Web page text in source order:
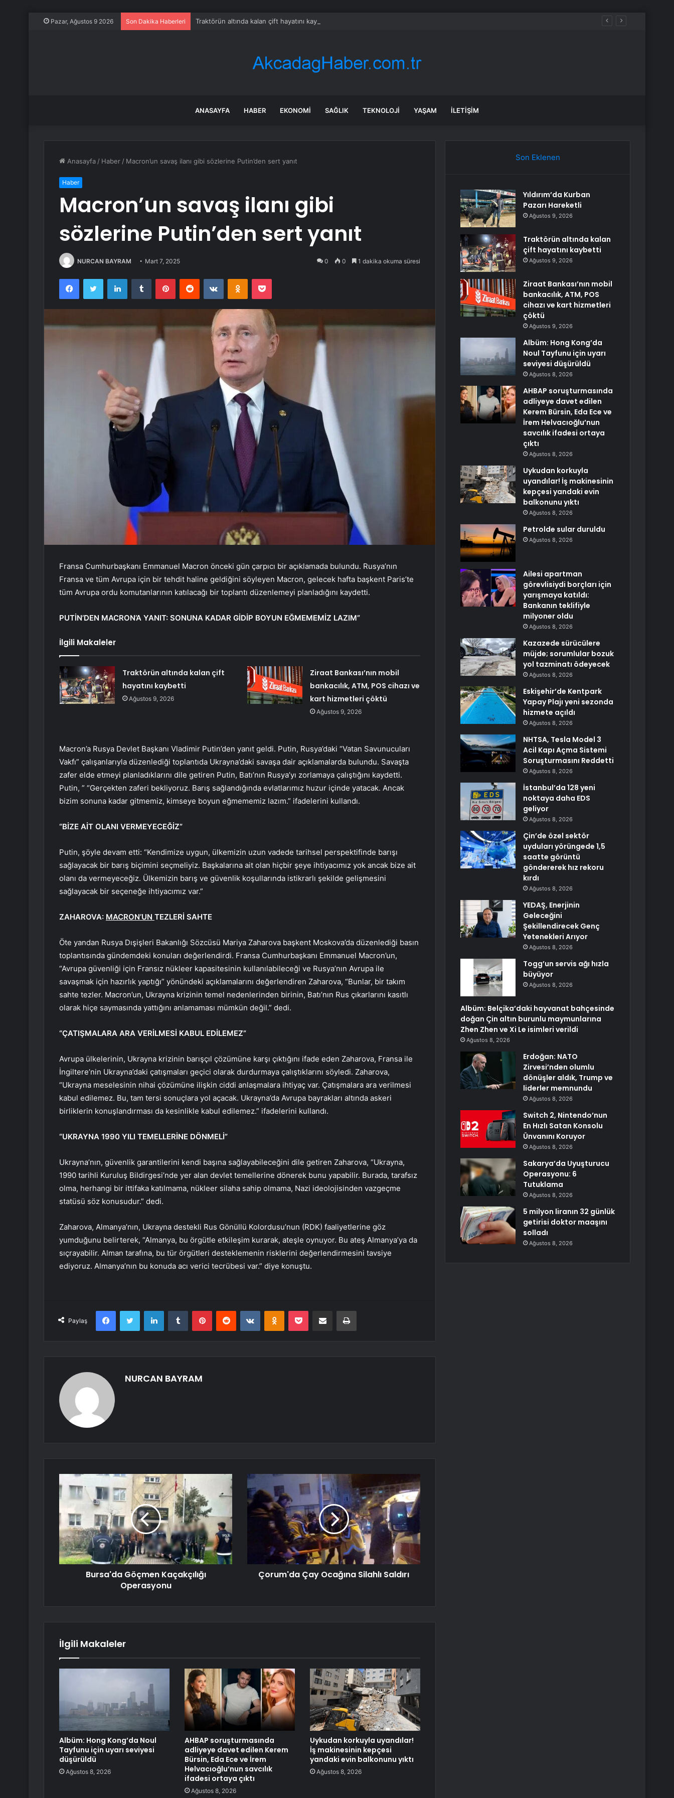
Pazar, Ağustos 9 2026 Son Dakika Haberleri Traktörün altında kalan çift hayatını kaybetti
ANASAYFA HABER EKONOMI SAĞLIK TEKNOLOJI YAŞAM İLETIŞIM
Anasayfa / Haber / Macron’un savaş ilanı gibi sözlerine Putin’den sert yanıt
Haber
Macron’un savaş ilanı gibi
sözlerine Putin’den sert yanıt
NURCAN BAYRAM Mart 7, 2025 0 0 1 dakika okuma süresi
FacebookTwitter LinkedInTumblr PinterestReddit VKontakteOdnoklassniki
Pocket
Fransa Cumhurbaşkanı Emmanuel Macron önceki gün çarpıcı bir açıklamada bulundu. Rusya’nın
Fransa ve tüm Avrupa için bir tehdit haline geldiğini söyleyen Macron, gelecek hafta başkent Paris’te
tüm Avrupa ordu komutanlarının katılacağı bir toplantı düzenlemeyi planladığını kaydetti.
PUTİN’DEN MACRON’A YANIT: SONUNA KADAR GİDİP BOYUN EĞMEMEMİZ LAZIM”
İlgili Makaleler
Traktörün altında kalan çift
hayatını kaybetti
Ağustos 9, 2026
Ziraat Bankası’nın mobil
bankacılık, ATM, POS cihazı ve
kart hizmetleri çöktü
Ağustos 9, 2026
Macron’a Rusya Devlet Başkanı Vladimir Putin’den yanıt geldi. Putin, Rusya’daki “Vatan Savunucuları
Vakfı” çalışanlarıyla düzenlediği toplantıda Ukrayna’daki savaşa dair açıklamalarda bulundu. Savaşta
zafer elde etmeyi planladıklarını dile getiren Putin, Batı’nın Rusya’yı zorlamaya çalıştığını kaydetti.
Putin, ” “Gerçekten zaferi bekliyoruz. Barış sağlandığında evlatlarımız huzur içinde yatacak. Ancak
bizim sonuna kadar gitmemiz, kimseye boyun eğmememiz lazım.” ifadelerini kullandı.
“BİZE AİT OLANI VERMEYECEĞİZ”
Putin, şöyle devam etti: “Kendimize uygun, ülkemizin uzun vadede tarihsel perspektifinde barışı
sağlayacak bir barış biçimini seçmeliyiz. Başkalarına ait olan hiçbir şeye ihtiyacımız yok ancak bize ait
olanı da vermeyeceğiz. Ülkemizin barış ve güvenlik koşullarında istikrarlı şekilde gelişmesini
sağlayacak bir seçeneğe ihtiyacımız var.”
ZAHAROVA: MACRON’UN TEZLERİ SAHTE
Öte yandan Rusya Dışişleri Bakanlığı Sözcüsü Mariya Zaharova başkent Moskova’da düzenlediği basın
toplantısında gündemdeki konuları değerlendirdi. Fransa Cumhurbaşkanı Emmanuel Macron’un,
“Avrupa güvenliği için Fransız nükleer kapasitesinin kullanılabileceği ve Rusya’nın Avrupa ile
savaşmak için hazırlık yaptığı” yönündeki açıklamalarını değerlendiren Zaharova, “Bunlar, bir takım
sahte tezler. Macron’un, Ukrayna krizinin temel nedenlerinden birinin, Batı’nın Rus çıkarlarını kasıtlı
olarak hiçe saymasında yattığını anlamaması mümkün değil.” dedi.
“ÇATIŞMALARA ARA VERİLMESİ KABUL EDİLEMEZ”
Avrupa ülkelerinin, Ukrayna krizinin barışçıl çözümüne karşı çıktığını ifade eden Zaharova, Fransa ile
İngiltere’nin Ukrayna’daki çatışmaları geçici olarak durdurmaya çalıştıklarını söyledi. Zaharova,
“Ukrayna meselesinin nihai çözümüne ilişkin ciddi anlaşmalara ihtiyaç var. Çatışmalara ara verilmesi
kabul edilemez. Bu, tam tersi sonuçlara yol açacak. Ukrayna’da Avrupa bayrakları altında askeri
birliklerin konuşlandırması da kesinlikle kabul edilemez.” ifadelerini kullandı.
“UKRAYNA 1990 YILI TEMELLERİNE DÖNMELİ”
Ukrayna’nın, güvenlik garantilerini kendi başına sağlayabileceğini dile getiren Zaharova, “Ukrayna,
1990 tarihli Kuruluş Bildirgesi’nde yer alan devlet temellerine dönerek bunu yapabilir. Burada, tarafsız
olma, herhangi bir ittifaka katılmama, nükleer silaha sahip olmama, Nazi ideolojisinden vazgeçme
statüsü söz konusudur.” dedi.
Zaharova, Almanya’nın, Ukrayna destekli Rus Gönüllü Kolordusu’nun (RDK) faaliyetlerine göz
yumduğunu belirterek, “Almanya, bu örgütle etkileşim kurarak, ateşle oynuyor. Bu ateş Almanya’ya da
sıçrayabilir. Alman tarafına, bu tür örgütleri desteklemenin risklerini değerlendirmesini tavsiye
ediyoruz. Almanya’nın bu konuda acı verici tecrübesi var.” diye konuştu.
Paylaş
FacebookTwitter LinkedInTumblr PinterestReddit VKontakteOdnoklassniki
Pocket E-Posta ile paylaş Yazdır
NURCAN BAYRAM
Bursa'da Göçmen Kaçakçılığı
Operasyonu
Çorum'da Çay Ocağına Silahlı Saldırı
İlgili Makaleler
Albüm: Hong Kong’da Noul
Tayfunu için uyarı seviyesi
düşürüldü
Ağustos 8, 2026
AHBAP soruşturmasında
adliyeye davet edilen Kerem
Bürsin, Eda Ece ve İrem
Helvacıoğlu’nun savcılık
ifadesi ortaya çıktı
Ağustos 8, 2026
Uykudan korkuyla uyandılar!
İş makinesinin kepçesi
yandaki evin balkonunu yıktı
Ağustos 8, 2026
Son Eklenen
Yıldırım’da Kurban
Pazarı Hareketli
Ağustos 9, 2026
Traktörün altında kalan
çift hayatını kaybetti
Ağustos 9, 2026
Ziraat Bankası’nın mobil
bankacılık, ATM, POS
cihazı ve kart hizmetleri
çöktü
Ağustos 9, 2026
Albüm: Hong Kong’da
Noul Tayfunu için uyarı
seviyesi düşürüldü
Ağustos 8, 2026
AHBAP soruşturmasında
adliyeye davet edilen
Kerem Bürsin, Eda Ece ve
İrem Helvacıoğlu’nun
savcılık ifadesi ortaya
çıktı
Ağustos 8, 2026
Uykudan korkuyla
uyandılar! İş makinesinin
kepçesi yandaki evin
balkonunu yıktı
Ağustos 8, 2026
Petrolde sular duruldu
Ağustos 8, 2026
Ailesi apartman
görevlisiydi borçları için
yarışmaya katıldı:
Bankanın teklifiyle
milyoner oldu
Ağustos 8, 2026
Kazazede sürücülere
müjde; sorumlular bozuk
yol tazminatı ödeyecek
Ağustos 8, 2026
Eskişehir’de Kentpark
Yapay Plajı yeni sezonda
hizmete açıldı
Ağustos 8, 2026
NHTSA, Tesla Model 3
Acil Kapı Açma Sistemi
Soruşturmasını Reddetti
Ağustos 8, 2026
İstanbul’da 128 yeni
noktaya daha EDS
geliyor
Ağustos 8, 2026
Çin’de özel sektör
uyduları yörüngede 1,5
saatte görüntü
göndererek hız rekoru
kırdı
Ağustos 8, 2026
YEDAŞ, Enerjinin
Geleceğini
Şekillendirecek Genç
Yetenekleri Arıyor
Ağustos 8, 2026
Togg’un servis ağı hızla
büyüyor
Ağustos 8, 2026
Albüm: Belçika’daki hayvanat bahçesinde
doğan Çin altın burunlu maymunlarına
Zhen Zhen ve Xi Le isimleri verildi
Ağustos 8, 2026
Erdoğan: NATO
Zirvesi’nden olumlu
dönüşler aldık, Trump ve
liderler memnundu
Ağustos 8, 2026
Switch 2, Nintendo’nun
En Hızlı Satan Konsolu
Ünvanını Koruyor
Ağustos 8, 2026
Sakarya’da Uyuşturucu
Operasyonu: 6
Tutuklama
Ağustos 8, 2026
5 milyon liranın 32 günlük
getirisi doktor maaşını
solladı
Ağustos 8, 2026